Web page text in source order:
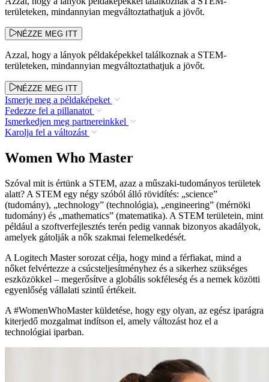
területeken, mindannyian megváltoztathatjuk a jövőt.
NÉZZE MEG ITT
Azzal, hogy a lányok példaképekkel találkoznak a STEM-
területeken, mindannyian megváltoztathatjuk a jövőt.
NÉZZE MEG ITT
Ismerje meg a példaképeket
Fedezze fel a pillanatot
Ismerkedjen meg partnereinkkel
Karolja fel a változást
Women Who Master
Szóval mit is értünk a STEM, azaz a műszaki-tudományos területek
alatt? A STEM egy négy szóból álló rövidítés: „science”
(tudomány), „technology” (technológia), „engineering” (mérnöki
tudomány) és „mathematics” (matematika). A STEM területein, mint
például a szoftverfejlesztés terén pedig vannak bizonyos akadályok,
amelyek gátolják a nők szakmai felemelkedését.
A Logitech Master sorozat célja, hogy mind a férfiakat, mind a
nőket felvértezze a csúcsteljesítményhez és a sikerhez szükséges
eszközökkel – megerősítve a globális sokféleség és a nemek közötti
egyenlőség vállalati szintű értékeit.
A #WomenWhoMaster küldetése, hogy egy olyan, az egész iparágra
kiterjedő mozgalmat indítson el, amely változást hoz el a
technológiai iparban.